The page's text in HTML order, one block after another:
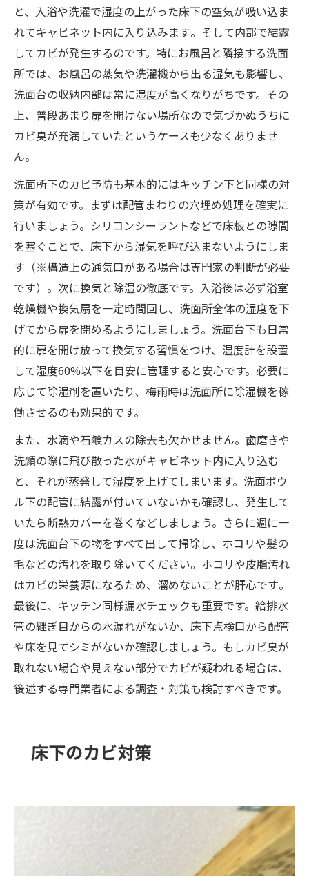
と、入浴や洗濯で湿度の上がった床下の空気が吸い込ま
れてキャビネット内に入り込みます​。そして内部で結露
してカビが発生するのです。特にお風呂と隣接する洗面
所では、お風呂の蒸気や洗濯機から出る湿気も影響し、
洗面台の収納内部は常に湿度が高くなりがちです。その
上、普段あまり扉を開けない場所なので気づかぬうちに
カビ臭が充満していたというケースも少なくありませ
ん。
洗面所下のカビ予防も基本的にはキッチン下と同様の対
策が有効です。まずは配管まわりの穴埋め処理を確実に
行いましょう。シリコンシーラントなどで床板との隙間
を塞ぐことで、床下から湿気を呼び込まないようにしま
す​（※構造上の通気口がある場合は専門家の判断が必要
です）。次に換気と除湿の徹底です。入浴後は必ず浴室
乾燥機や換気扇を一定時間回し、洗面所全体の湿度を下
げてから扉を閉めるようにしましょう。洗面台下も日常
的に扉を開け放って換気する習慣をつけ、湿度計を設置
して湿度60%以下を目安に管理すると安心です。必要に
応じて除湿剤を置いたり、梅雨時は洗面所に除湿機を稼
働させるのも効果的です。
また、水滴や石鹸カスの除去も欠かせません。歯磨きや
洗顔の際に飛び散った水がキャビネット内に入り込む
と、それが蒸発して湿度を上げてしまいます。洗面ボウ
ル下の配管に結露が付いていないかも確認し、発生して
いたら断熱カバーを巻くなどしましょう。さらに週に一
度は洗面台下の物をすべて出して掃除し、ホコリや髪の
毛などの汚れを取り除いてください。ホコリや皮脂汚れ
はカビの栄養源になるため、溜めないことが肝心です​。
最後に、キッチン同様漏水チェックも重要です。給排水
管の継ぎ目からの水漏れがないか、床下点検口から配管
や床を見てシミがないか確認しましょう。もしカビ臭が
取れない場合や見えない部分でカビが疑われる場合は、
後述する専門業者による調査・対策も検討すべきです。
床下のカビ対策